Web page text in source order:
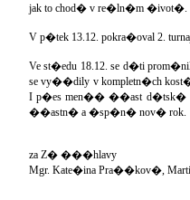
jak to chod� v re�ln�m �ivot�.
V p�tek 13.12. pokra�oval 2.
Ve st�edu 18.12. se d�ti
se vy��dily v kompletn�ch
I p�es men�� ��ast d�tsk�
��astn� a �sp�n� nov� rok.
za Z� ���hlavy
Mgr. Kate�ina Pra��kov�,